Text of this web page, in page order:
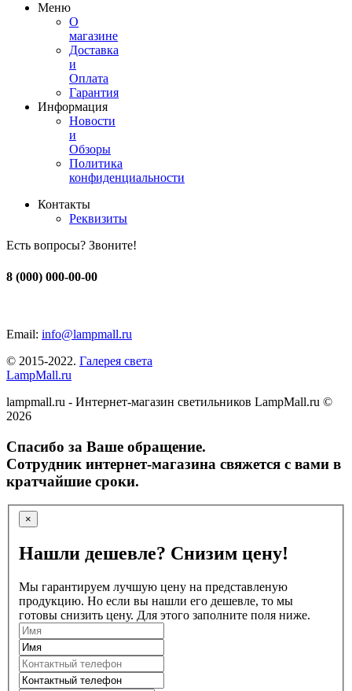
Меню
О
магазине
Доставка
и
Оплата
Гарантия
Информация
Новости
и
Обзоры
Политика
конфиденциальности
Контакты
Реквизиты
Есть вопросы? Звоните!
8 (000) 000-00-00
Email: info@lampmall.ru
© 2015-2022. Галерея света
LampMall.ru
lampmall.ru - Интернет-магазин светильников LampMall.ru ©
2026
Спасибо за Ваше обращение.
Сотрудник интернет-магазина свяжется с вами в
кратчайшие сроки.
×
Нашли дешевле? Снизим цену!
Мы гарантируем лучшую цену на представленую
продукцию. Но если вы нашли его дешевле, то мы
готовы снизить цену. Для этого заполните поля ниже.